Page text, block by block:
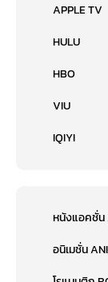
APPLE TV
HULU
HBO
VIU
IQIYI
หนังแอคชั่น
อนิเมชั่น